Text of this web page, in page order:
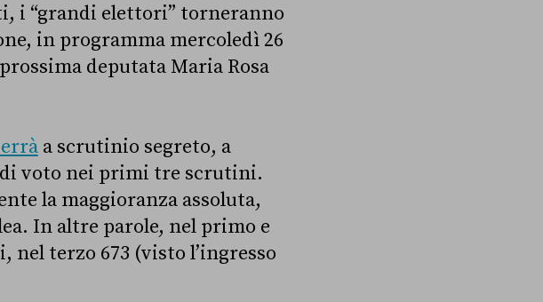
i “grandi elettori” torneranno
in programma mercoledì 26
deputata Maria Rosa
a scrutinio segreto, a
voto nei primi tre scrutini.
la maggioranza assoluta,
In altre parole, nel primo e
terzo 673 (visto l’ingresso